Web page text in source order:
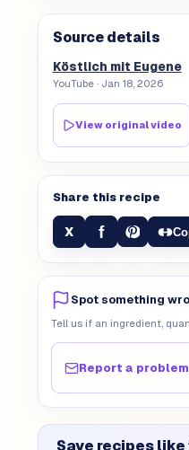
Source details
Köstlich mit Eugene
YouTube· Jan 18, 2026
View original video
Share this recipe
X f
Spot something
Tell us if an ingredient,
Report a problem
Save recipes like